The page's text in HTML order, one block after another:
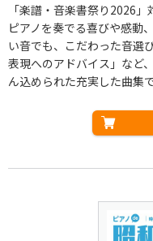
「楽譜・音楽書祭り2026」
ピアノを奏でる喜びや感動
い音でも、こだわった音選
表現へのアドバイス」など
ん込められた充実した曲集で